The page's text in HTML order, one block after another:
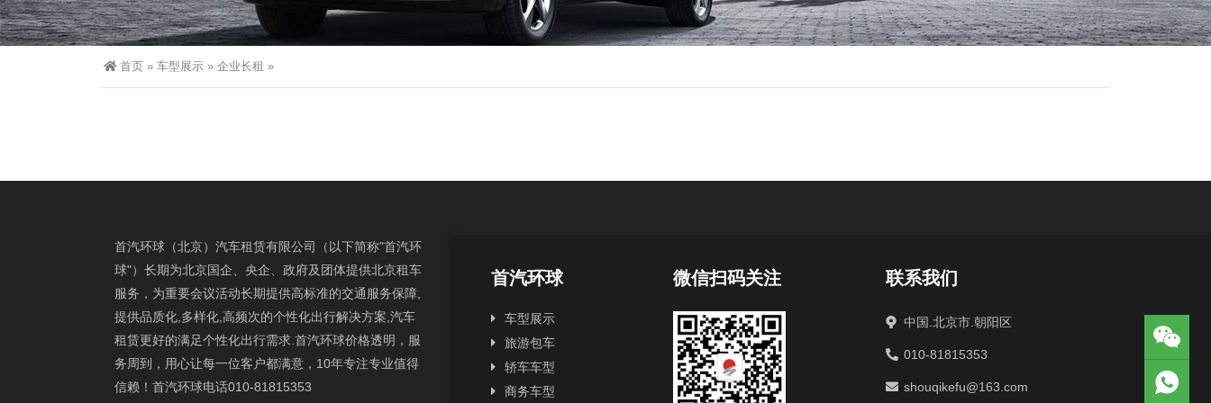
首页 » 车型展示 » 企业长租 »
首汽环球（北京）汽车租赁有限公司（以下简称"首汽环
球"）长期为北京国企、央企、政府及团体提供北京租车
服务，为重要会议活动长期提供高标准的交通服务保障,
提供品质化,多样化,高频次的个性化出行解决方案,汽车
租赁更好的满足个性化出行需求.首汽环球价格透明，服
务周到，用心让每一位客户都满意，10年专注专业值得
信赖！首汽环球电话010-81815353
首汽环球
车型展示
旅游包车
轿车车型
商务车型
微信扫码关注 联系我们
中国.北京市.朝阳区
010-81815353
shouqikefu@163.com